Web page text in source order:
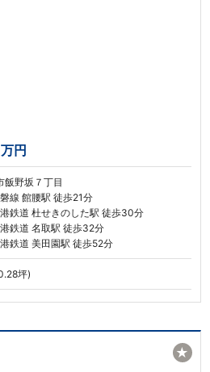
万円
飯野坂７丁目
線 館腰駅 徒歩21分
鉄道 杜せきのした駅 徒歩30分
鉄道 名取駅 徒歩32分
鉄道 美田園駅 徒歩52分
坪)
★